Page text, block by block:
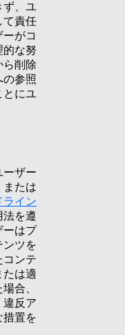
ず、ユ
て責任
がコ
的な努
ら削除
の参照
とにユ
ーザー
または
ライン
法を遵
ーはプ
ンツを
コンテ
たは適
合、
違反ア
措置を